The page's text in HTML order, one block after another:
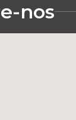
nos